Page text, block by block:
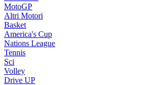
MotoGP
Altri Motori
Basket
America's Cup
Nations League
Tennis
Sci
Volley
Drive UP